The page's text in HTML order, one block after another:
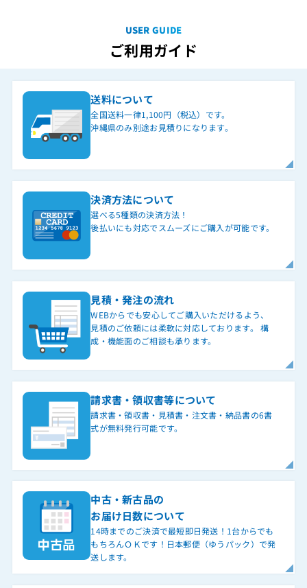
USER GUIDE
ご利用ガイド
送料について
全国送料一律1,100円（税込）です。
沖縄県のみ別途お見積りになります。
決済方法について
選べる5種類の決済方法！
後払いにも対応でスムーズにご購入が可能です。
見積・発注の流れ
WEBからでも安心してご購入いただけるよう、
見積のご依頼には柔軟に対応しております。 構
成・機能面のご相談も承ります。
請求書・領収書等について
請求書・領収書・見積書・注文書・納品書の6書
式が無料発行可能です。
中古・新古品の
お届け日数について
14時までのご決済で最短即日発送！1台からでも
もちろんＯＫです！日本郵便（ゆうパック）で発
送します。